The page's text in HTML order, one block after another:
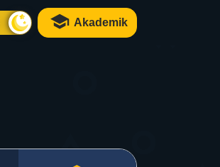
Akademik